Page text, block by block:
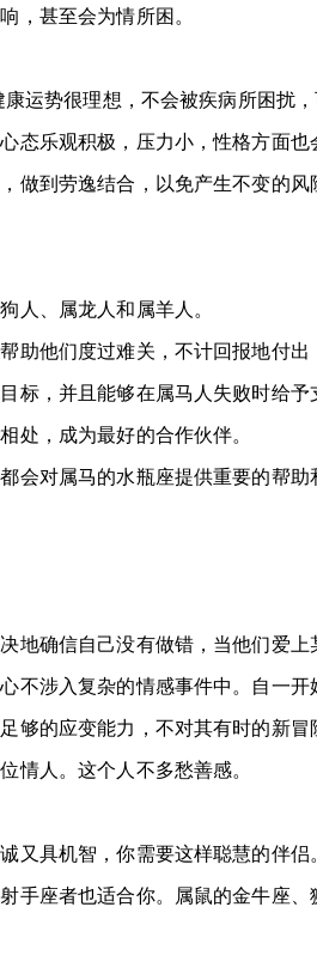
，甚至会为情所困。
势很理想，不会被疾病所困扰
态乐观积极，压力小，性格方面
做到劳逸结合，以免产生不变的
、属龙人和属羊人。
他们度过难关，不计回报地付出
标，并且能够在属马人失败时给
处，成为最好的合作伙伴。
对属马的水瓶座提供重要的帮助
确信自己没有做错，当他们爱上
不涉入复杂的情感事件中。自一
够的应变能力，不对其有时的新
情人。这个人不多愁善感。
具机智，你需要这样聪慧的伴侣
手座者也适合你。属鼠的金牛座